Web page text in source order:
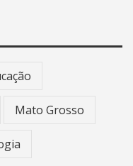
Mato Grosso